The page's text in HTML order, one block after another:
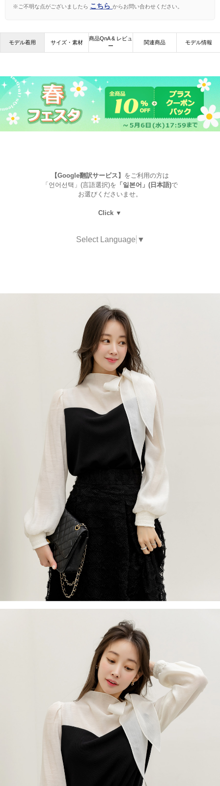
※ご不明な点がございましたら こちら からお問い合わせください。
モデル着用 サイズ・素材
商品QnA & レビュ
ー
関連商品 モデル情報
【Google翻訳サービス】 をご利用の方は
「언어선택」(言語選択)を 「일본어」(日本語)で
お選びくださいませ。
Click ▼
Select Language ▼